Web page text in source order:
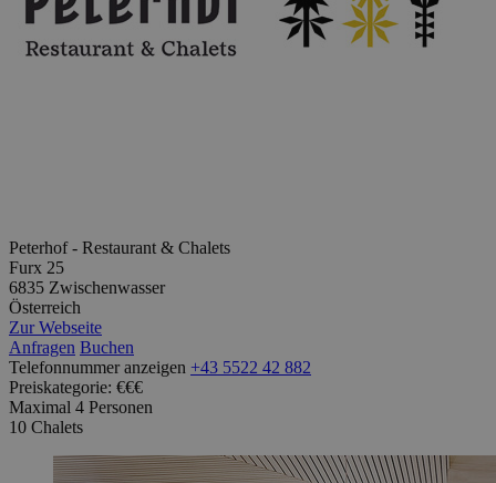
Peterhof - Restaurant & Chalets
Furx 25
6835 Zwischenwasser
Österreich
Zur Webseite
Anfragen Buchen
Telefonnummer anzeigen +43 5522 42 882
Preiskategorie: €€€
Maximal 4 Personen
10 Chalets